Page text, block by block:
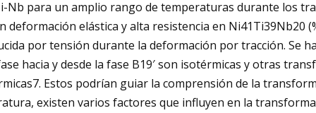
Nb para un amplio rango de temperaturas durante los
deformación elástica y alta resistencia en Ni41Ti39Nb20
por tensión durante la deformación por tracción. Se
hacia y desde la fase B19′ son isotérmicas y otras
Estos podrían guiar la comprensión de la
existen varios factores que influyen en la